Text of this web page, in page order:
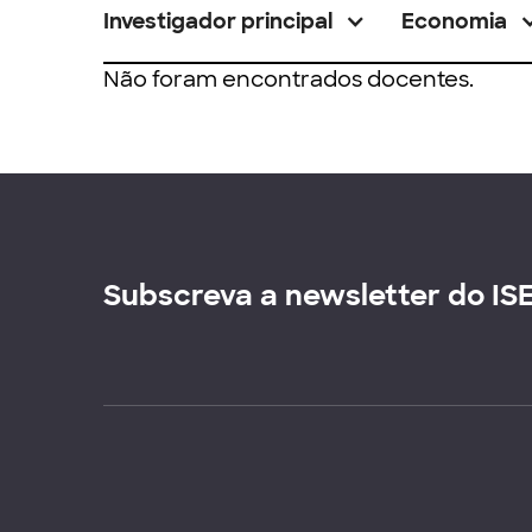
Investigador principal Economia
Não foram encontrados docentes.
Subscreva a newsletter do